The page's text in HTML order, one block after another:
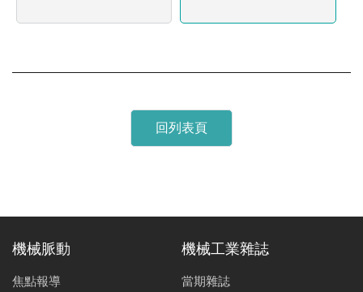
回列表頁
機械脈動
焦點報導
機械工業雜誌
當期雜誌